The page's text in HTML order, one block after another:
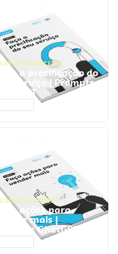
FINANCEIRA
Faça a precificação do
seu serviço | Prompts
ChatGPT
, VENDAS
Faça ações para
vender mais |
Prompts ChatGPT